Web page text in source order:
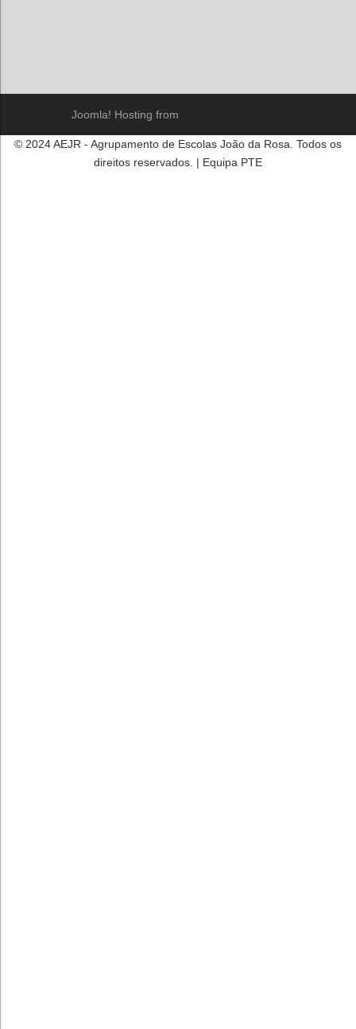
Joomla! Hosting from
© 2024 AEJR - Agrupamento de Escolas João da Rosa. Todos os
direitos reservados. | Equipa PTE